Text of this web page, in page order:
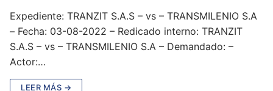
Expediente: TRANZIT S.A.S – vs – TRANSMILENIO S.A
– Fecha: 03-08-2022 – Redicado interno: TRANZIT
S.A.S – vs – TRANSMILENIO S.A – Demandado: –
Actor:…
LEER MÁS →